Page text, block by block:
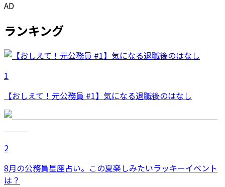
AD
ランキング
1
【おしえて！元公務員 #1】気になる退職後のはなし
2
8月の公務員星座占い。この夏楽しみたいラッキーイベント
は？